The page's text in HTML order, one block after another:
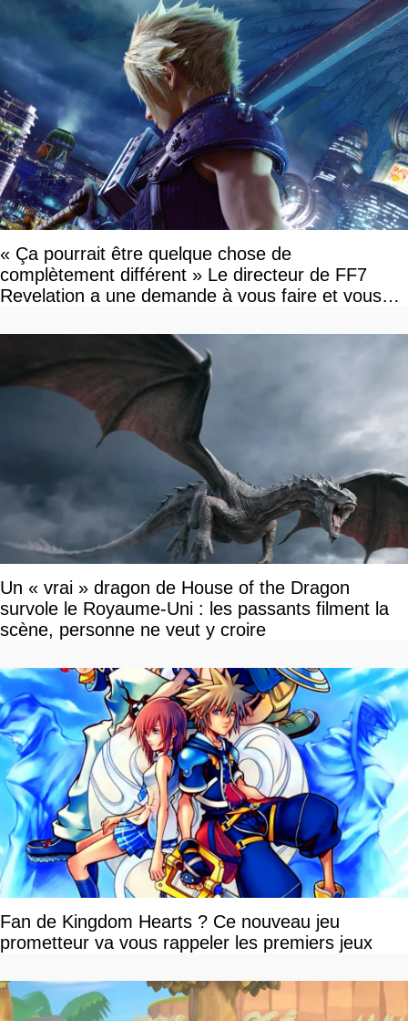
« Ça pourrait être quelque chose de
complètement différent » Le directeur de FF7
Revelation a une demande à vous faire et vous
Un « vrai » dragon de House of the Dragon
survole le Royaume-Uni : les passants filment la
scène, personne ne veut y croire
Fan de Kingdom Hearts ? Ce nouveau jeu
prometteur va vous rappeler les premiers jeux